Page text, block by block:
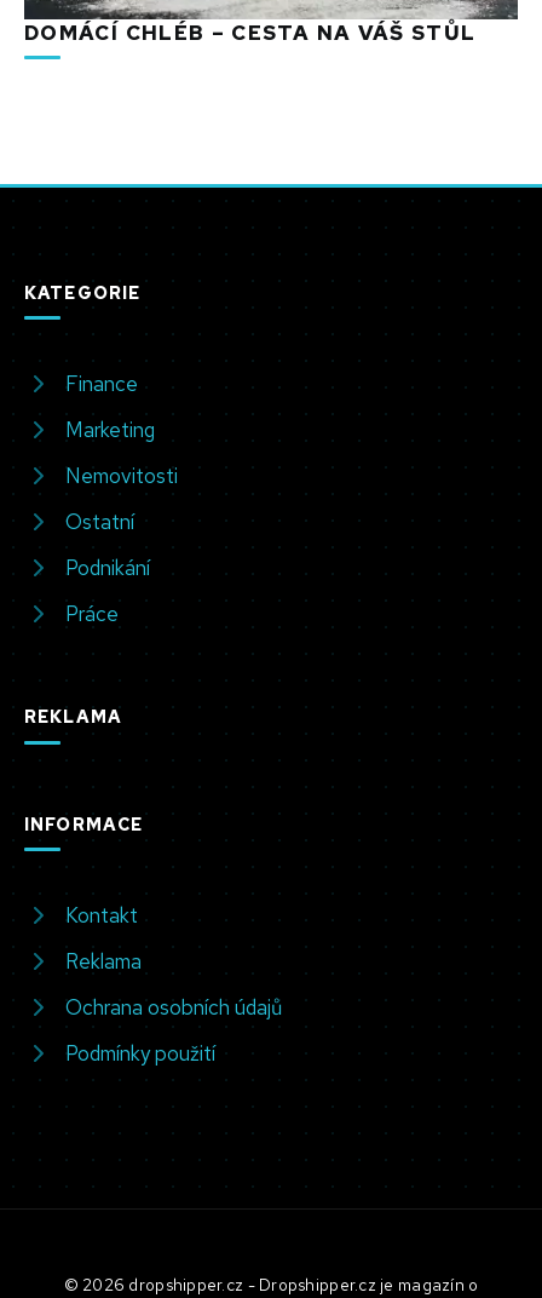
DOMÁCÍ CHLÉB – CESTA NA VÁŠ STŮL
KATEGORIE
Finance
Marketing
Nemovitosti
Ostatní
Podnikání
Práce
REKLAMA
INFORMACE
Kontakt
Reklama
Ochrana osobních údajů
Podmínky použití
© 2026 dropshipper.cz - Dropshipper.cz je magazín o